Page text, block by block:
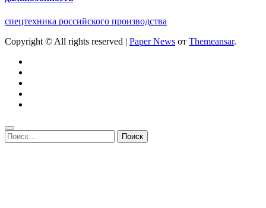
спецтехника российского производства
Copyright © All rights reserved | Paper News от Themeansar.
Найти: